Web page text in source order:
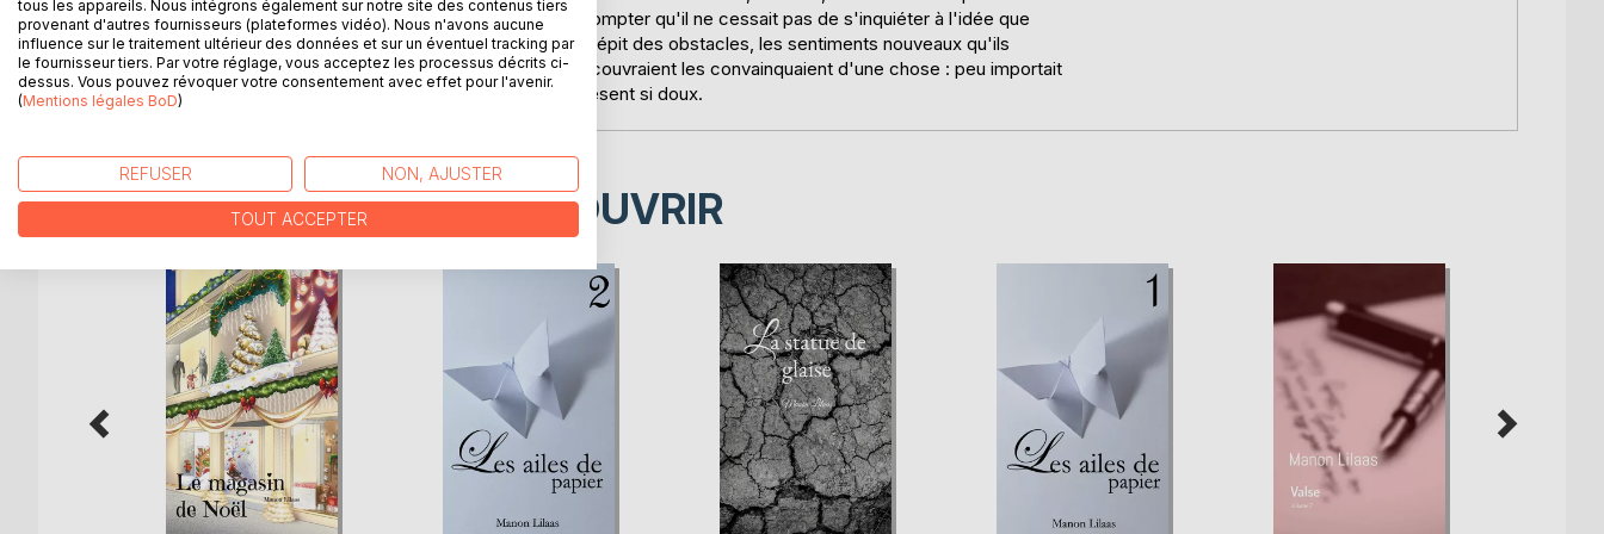
un jour son patient motivé à se reprendre en main, sans compter qu'il ne cessait pas de s'inquiéter à l'idée que
quiconque apprenne sa relation interdite. Cependant, en dépit des obstacles, les sentiments nouveaux qu'ils
éprouvaient et les sensations qu'ils découvraient ou redécouvraient les convainquaient d'une chose : peu importait
l'avenir, pour rien ni personne ils ne renonceraient à ce présent si doux.
D’AUTRES TITRES À DÉCOUVRIR
tous les appareils. Nous intégrons également sur notre site des contenus tiers
provenant d'autres fournisseurs (plateformes vidéo). Nous n'avons aucune
influence sur le traitement ultérieur des données et sur un éventuel tracking par
le fournisseur tiers. Par votre réglage, vous acceptez les processus décrits ci-
dessus. Vous pouvez révoquer votre consentement avec effet pour l'avenir.
(Mentions légales BoD)
REFUSER NON, AJUSTER
TOUT ACCEPTER